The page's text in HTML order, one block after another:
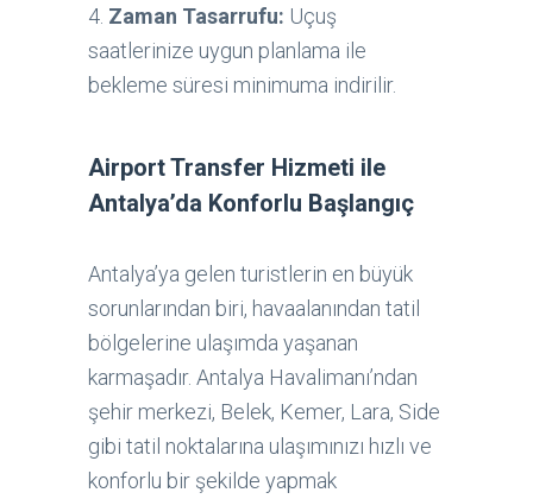
4. Zaman Tasarrufu: Uçuş
saatlerinize uygun planlama ile
bekleme süresi minimuma indirilir.
Airport Transfer Hizmeti ile
Antalya’da Konforlu Başlangıç
Antalya’ya gelen turistlerin en büyük
sorunlarından biri, havaalanından tatil
bölgelerine ulaşımda yaşanan
karmaşadır. Antalya Havalimanı’ndan
şehir merkezi, Belek, Kemer, Lara, Side
gibi tatil noktalarına ulaşımınızı hızlı ve
konforlu bir şekilde yapmak